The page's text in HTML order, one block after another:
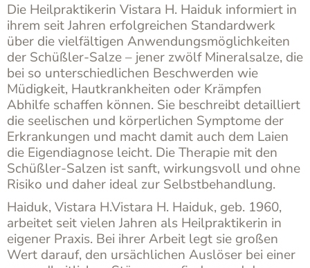
Die Heilpraktikerin Vistara H. Haiduk informiert in
ihrem seit Jahren erfolgreichen Standardwerk
über die vielfältigen Anwendungsmöglichkeiten
der Schüßler-Salze – jener zwölf Mineralsalze, die
bei so unterschiedlichen Beschwerden wie
Müdigkeit, Hautkrankheiten oder Krämpfen
Abhilfe schaffen können. Sie beschreibt detailliert
die seelischen und körperlichen Symptome der
Erkrankungen und macht damit auch dem Laien
die Eigendiagnose leicht. Die Therapie mit den
Schüßler-Salzen ist sanft, wirkungsvoll und ohne
Risiko und daher ideal zur Selbstbehandlung.
Haiduk, Vistara H.Vistara H. Haiduk, geb. 1960,
arbeitet seit vielen Jahren als Heilpraktikerin in
eigener Praxis. Bei ihrer Arbeit legt sie großen
Wert darauf, den ursächlichen Auslöser bei einer